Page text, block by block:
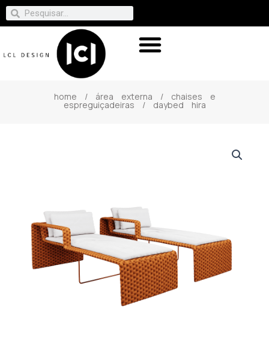
home / área externa / chaises e
espreguiçadeiras / daybed hira